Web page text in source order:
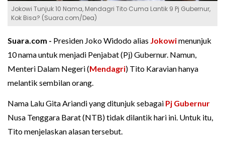
Jokowi Tunjuk 10 Nama, Mendagri Tito Cuma Lantik 9 Pj Gubernur,
Kok Bisa? (Suara.com/Dea)
Suara.com - Presiden Joko Widodo alias Jokowimenunjuk
10 nama untuk menjadi Penjabat (Pj) Gubernur. Namun,
Menteri Dalam Negeri (Mendagri) Tito Karavian hanya
melantik sembilan orang.
Nama Lalu Gita Ariandi yang ditunjuk sebagai Pj Gubernur
Nusa Tenggara Barat (NTB) tidak dilantik hari ini. Untuk itu,
Tito menjelaskan alasan tersebut.